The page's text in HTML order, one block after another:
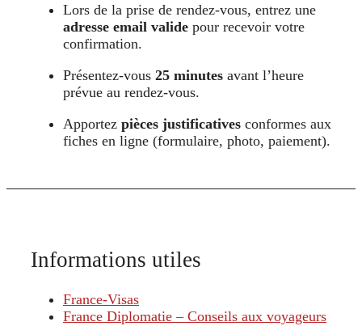
Lors de la prise de rendez-vous, entrez une
adresse email valide pour recevoir votre
confirmation.
Présentez-vous 25 minutes avant l’heure
prévue au rendez-vous.
Apportez pièces justificatives conformes aux
fiches en ligne (formulaire, photo, paiement).
Informations utiles
France-Visas
France Diplomatie – Conseils aux voyageurs